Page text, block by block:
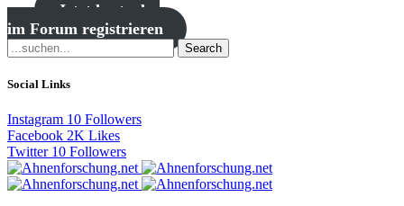
Jetzt kostenlos
im Forum registrieren
Search
Social Links
Instagram 10 Followers
Facebook 2K Likes
Twitter 10 Followers